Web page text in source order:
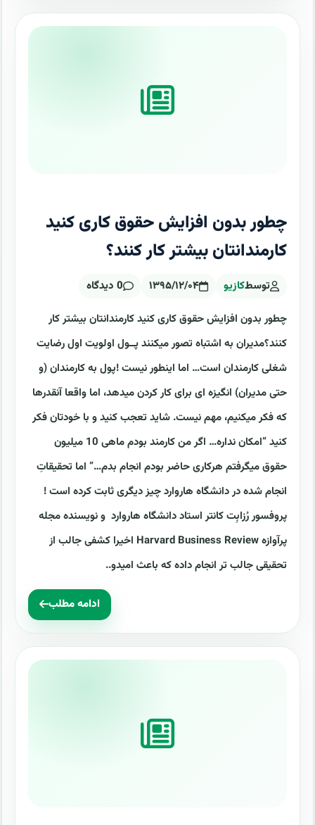
چطور بدون افزایش حقوق کاری کنید
کارمندانتان بیشتر کار کنند؟
توسطکازیو ۱۳۹۵/۱۲/۰۴ 0 دیدگاه
چطور بدون افزایش حقوق کاری کنید کارمندانتان بیشتر کار
کنند؟مدیران به اشتباه تصور میکنند پــول اولویت اول رضایت
شغلی کارمندان است… اما اینطور نیست !پول به کارمندان (و
حتی مدیران) انگیزه ای برای کار کردن میدهد، اما واقعا آنقدرها
که فکر میکنیم، مهم نیست. شاید تعجب کنید و با خودتان فکر
کنید “امکان نداره… اگر من کارمند بودم ماهی 10 میلیون
حقوق میگرفتم هرکاری حاضر بودم انجام بدم…” اما تحقیقاتِ
انجام شده در دانشگاه هاروارد چیز دیگری ثابت کرده است !
پروفسور رُزابِت کانتر استاد دانشگاه هاروارد و نویسنده مجله
پرآوازه Harvard Business Review اخیرا کشفی جالب از
تحقیقی جالب تر انجام داده که باعث امیدو..
ادامه مطلب